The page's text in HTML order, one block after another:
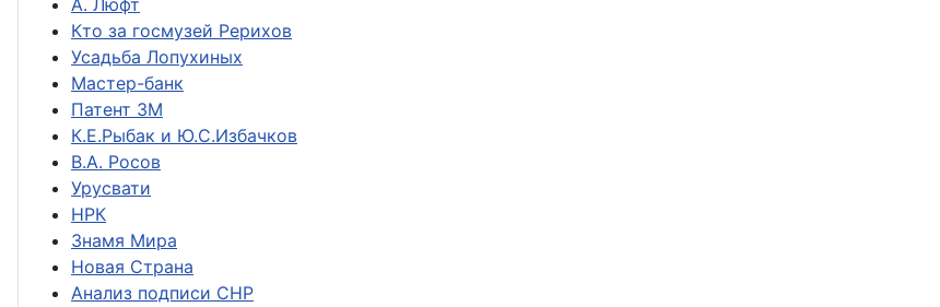
А. Люфт
Кто за госмузей Рерихов
Усадьба Лопухиных
Мастер-банк
Патент ЗМ
К.Е.Рыбак и Ю.С.Избачков
В.А. Росов
Урусвати
НРК
Знамя Мира
Новая Страна
Анализ подписи СНР